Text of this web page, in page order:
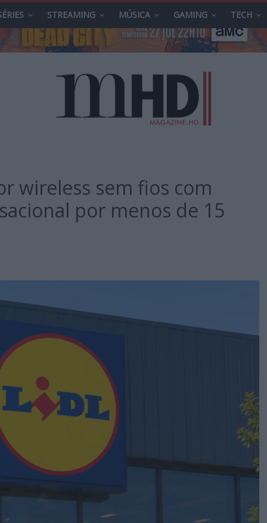
STREAMING MÚSICA GAMING TECH
wireless sem fios com
por menos de 15